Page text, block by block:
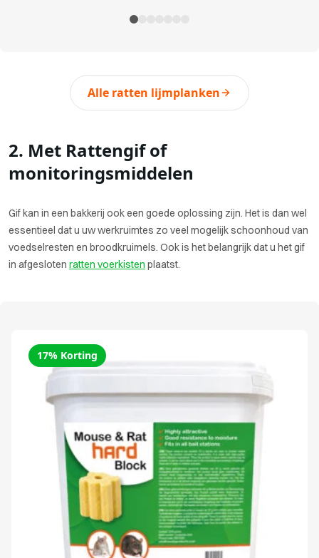
Alle ratten lijmplanken
2. Met Rattengif of
monitoringsmiddelen
Gif kan in een bakkerij ook een goede oplossing zijn. Het is dan wel
essentieel dat u uw werkruimtes zo veel mogelijk schoonhoud van
voedselresten en broodkruimels. Ook is het belangrijk dat u het gif
in afgesloten ratten voerkisten plaatst.
17% Korting